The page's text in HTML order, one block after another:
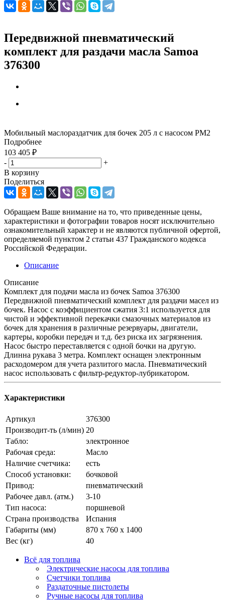
Передвижной пневматический
комплект для раздачи масла Samoa
376300
Мобильный маслораздатчик для бочек 205 л с насосом PM2
Подробнее
103 405 ₽
-
+
В корзину
Поделиться
Обращаем Ваше внимание на то, что приведенные цены,
характеристики и фотографии товаров носят исключительно
ознакомительный характер и не являются публичной офертой,
определяемой пунктом 2 статьи 437 Гражданского кодекса
Российской Федерации.
Описание
Описание
Комплект для подачи масла из бочек Samoa 376300
Передвижной пневматический комплект для раздачи масел из
бочек. Насос с коэффициентом сжатия 3:1 используется для
чистой и эффективной перекачки смазочных материалов из
бочек для хранения в различные резервуары, двигатели,
картеры, коробки передач и т.д. без риска их загрязнения.
Насос быстро переставляется с одной бочки на другую.
Длинна рукава 3 метра. Комплект оснащен электронным
расходомером для учета разлитого масла. Пневматический
насос использовать с фильтр-редуктор-лубрикатором.
Характеристики
Артикул
376300
Производит-ть (л/мин) 20
Табло:
электронное
Рабочая среда:
Масло
Наличие счетчика:
есть
Способ установки:
бочковой
Привод:
пневматический
Рабочее давл. (атм.)
3-10
Тип насоса:
поршневой
Страна производства
Испания
Габариты (мм)
870 x 760 x 1400
Вес (кг)
40
Всё для топлива
Электрические насосы для топлива
Счетчики топлива
Раздаточные пистолеты
Ручные насосы для топлива